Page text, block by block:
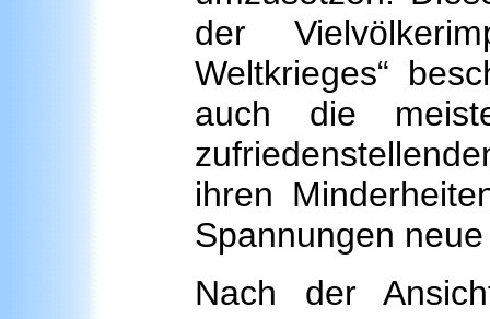
der
Weltkrieges“
auch die
ihren
Spannungen
Nach der